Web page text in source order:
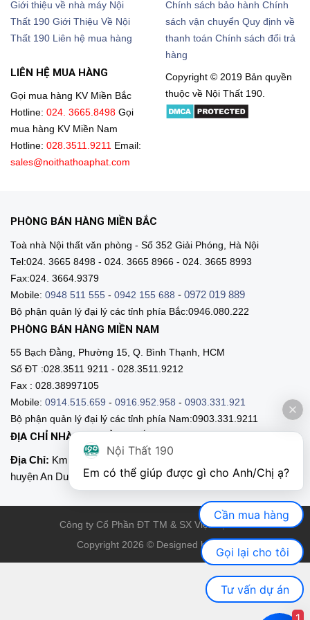
Giới thiệu về nhà máy Nội
Thất 190 Giới Thiệu Về Nội
Thất 190
Liên hệ mua hàng
Chính sách bảo hành Chính
sách vận chuyển Quy định về
thanh toán Chính sách đổi trả
hàng
LIÊN HỆ MUA HÀNG
Gọi mua hàng KV Miền Bắc
Hotline: 024. 3665.8498 Gọi
mua hàng KV Miền Nam
Hotline: 028.3511.9211 Email:
sales@noithathoaphat.com
Copyright © 2019 Bản quyền
thuộc về Nội Thất 190.
PHÒNG BÁN HÀNG MIỀN BẮC
Toà nhà Nội thất văn phòng - Số 352 Giải Phóng, Hà Nội
Tel:024. 3665 8498 - 024. 3665 8966 - 024. 3665 8993
Fax:024. 3664.9379
Mobile: 0948 511 555 - 0942 155 688 - 0972 019 889
Bộ phận quản lý đại lý các tỉnh phía Bắc:0946.080.222
PHÒNG BÁN HÀNG MIỀN NAM
55 Bạch Đằng, Phường 15, Q. Bình Thạnh, HCM
Số ĐT :028.3511 9211 - 028.3511.9212
Fax : 028.38997105
Mobile: 0914.515.659 - 0916.952.958 - 0903.331.921
Bộ phận quản lý đại lý các tỉnh phía Nam:0903.331.9211
ĐỊA CHỈ NHÀ MÁY SẢN XUẤT
Địa Chỉ: Km 89, Quốc lộ 5 , Thôn Mỹ Tranh, xã Nam Sơn,
huyện An Dương, Hải Phòng
Công ty Cổ Phần ĐT TM & SX Việt Nội Thất
Copyright 2026 © Designed by VNT
Nội Thất 190
Cần mua hàng
Gọi lại cho tôi
Tư vấn dự án